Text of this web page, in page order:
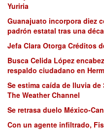
Yuriria
Guanajuato incorpora diez
padrón estatal tras una
Jefa Clara Otorga Créditos
Busca Celida López
respaldo ciudadano en
Se estima caída de lluvia
The Weather Channel
Se retrasa duelo México-
Con un agente infiltrado,